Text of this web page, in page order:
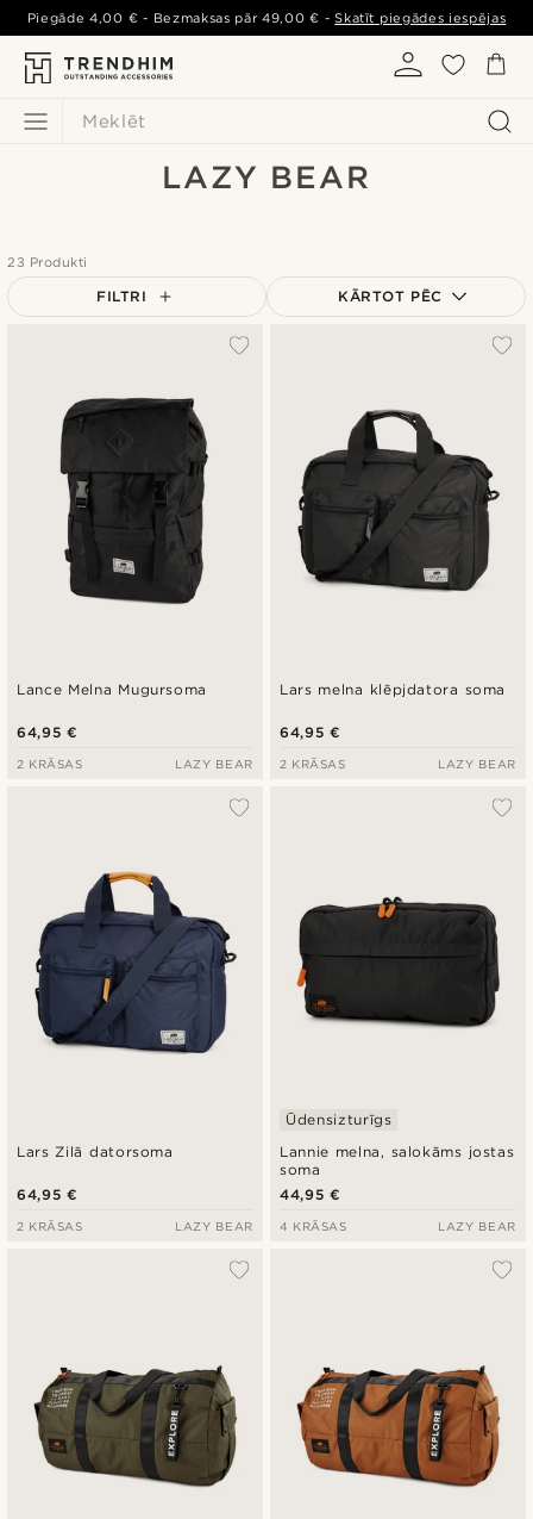
Meklēt
Piegāde4,00 € - Bezmaksas pār49,00 € -Skatīt piegādes iespējas
LAZY BEAR
23 Produkti
FILTRI KĀRTOT PĒC
Zemākā cena
Augstākā cena
Lance Melna Mugursoma
64,95 €
2 KRĀSAS LAZY BEAR
Lars melna klēpjdatora soma
64,95 €
2 KRĀSAS LAZY BEAR
Lars Zilā datorsoma
64,95 €
2 KRĀSAS LAZY BEAR
Lannie melna, salokāms jostas
soma
Ūdensizturīgs
44,95 €
4 KRĀSAS LAZY BEAR